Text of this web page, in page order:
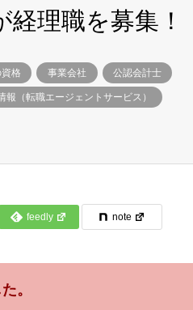
理職を募集！
格 事業会社 公認会計士
報（転職エージェントサービス）
feedly note
。